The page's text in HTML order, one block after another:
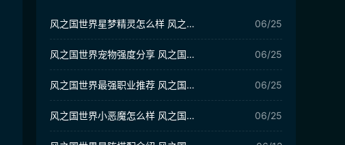
风之国世界星梦精灵怎么样 风之国世界星梦精灵强度分析 06/25
风之国世界宠物强度分享 风之国世界手游强力宠物推荐 06/25
风之国世界最强职业推荐 风之国世界职业哪个强 06/25
风之国世界小恶魔怎么样 风之国世界小恶魔玩法攻略 06/25